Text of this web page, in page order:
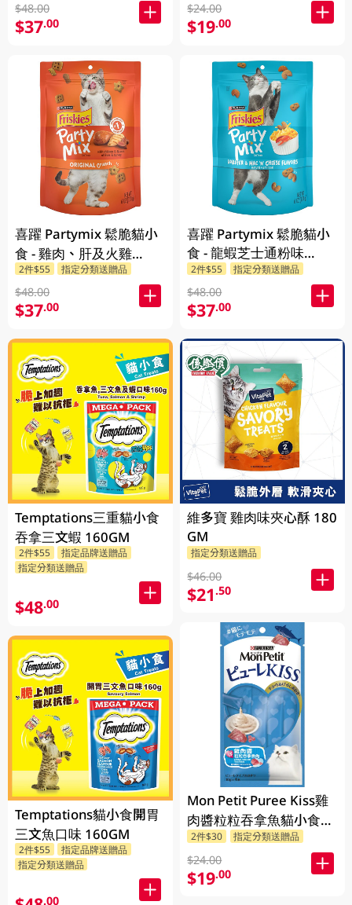
$48.00
$37.00
喜躍 Partymix 鬆脆貓小
食 - 雞肉、肝及火雞
170GM
2件$55 指定分類送贈品
$48.00
$37.00
Temptations三重貓小食
吞拿三文蝦 160GM
2件$55
指定品牌送贈品
指定分類送贈品
$48.00
Temptations貓小食開胃
三文魚口味 160GM
2件$55
指定品牌送贈品
指定分類送贈品
.00
$24.00
$19.00
喜躍 Partymix 鬆脆貓小
食 - 龍蝦芝士通粉味
170GM
2件$55 指定分類送贈品
$48.00
$37.00
維多寶 雞肉味夾心酥 180
GM
指定分類送贈品
$46.00
$21.50
Mon Petit Puree Kiss雞
肉醬粒粒吞拿魚貓小食
40GM
2件$30 指定分類送贈品
$24.00
$19.00